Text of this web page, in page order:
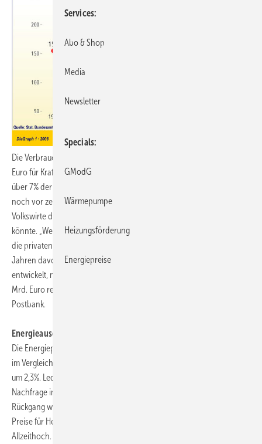
Die Verbraucher in Deutschland haben 2007 gut 100 Mrd. Milliarden
Euro für Kraftstoff, Strom, Gas und Heizöl ausgegeben. Das waren
über 7% der gesamten Konsumausgaben und 30 Mrd. Euro mehr als
noch vor zehn Jahren. In ihrer neuesten Studie rechnen die
Volkswirte der Postbank damit, dass es noch schlimmer kommen
könnte. „Wegen des außerordentlich warmen Jahresbeginns haben
die privaten Haushalte weniger Gas und Heizöl verbraucht als in den
Jahren davor. Wenn das Jahr 2008 sich klimatisch durchschnittlich
entwickelt, müssen die Verbraucher mit Energiekosten von rund 106
Mrd. Euro rechnen“, sagt Dr. Marco Bargel, der Chefvolkswirt der
Postbank.
Energieausgaben in zehn Jahren um 35,5% gestiegen
Die Energiepreise haben 2007 weiter kräftig zugelegt. Strom hat sich
im Vergleich zum Vorjahr um 7% verteuert, Gas um 3% und Kraftstoffe
um 2,3%. Lediglich der Preis für Heizöl ist wegen der stark rückläufigen
Nachfrage im Jahr 2007 leicht um 1,1% zurückgegangen. Der
Rückgang war allerdings von kurzer Dauer. Seit Mitte 2007 ziehen die
Preise für Heizöl wieder an und markierten zum Jahreswechsel eine
Allzeithoch. Die monatlichen Energieausgaben eines Privathaushalts
Services
Abo & Shop
Media
Newsletter
Specials
GModG
Wärmepumpe
Heizungsförderung
Energiepreise